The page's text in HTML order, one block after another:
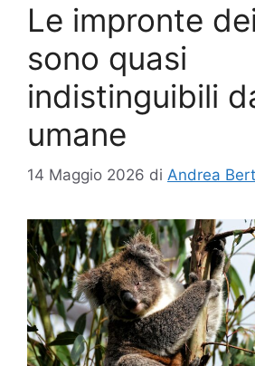
Le impronte
sono quasi
indistinguibili
umane
14 Maggio 2026 di Andrea